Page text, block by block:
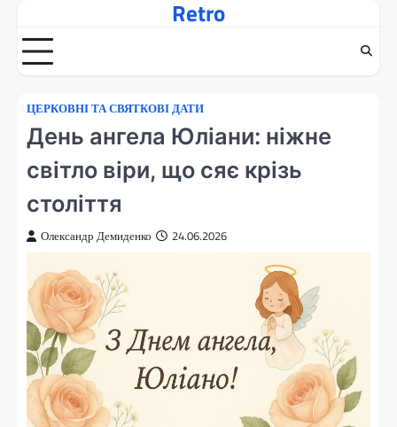
вмісту
Retro
ЦЕРКОВНІ ТА СВЯТКОВІ ДАТИ
День ангела Юліани: ніжне
світло віри, що сяє крізь
століття
Олександр Демиденко 24.06.2026